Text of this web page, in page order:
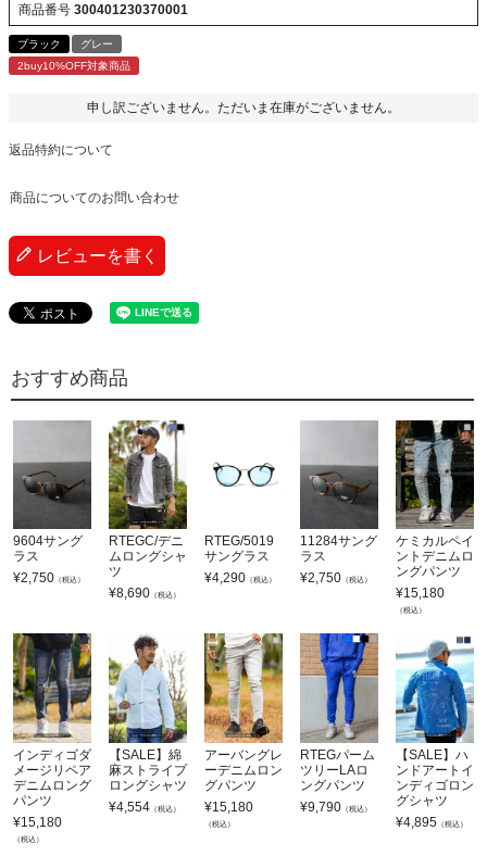
商品番号 300401230370001
ブラック
グレー
2buy10%OFF対象商品
申し訳ございません。ただいま在庫がございません。
返品特約について
商品についてのお問い合わせ
レビューを書く
おすすめ商品
9604サング
ラス
¥2,750 （税込）
RTEGC/デニ
ムロングシャ
ツ
¥8,690 （税込）
RTEG/5019
サングラス
¥4,290 （税込）
11284サング
ラス
¥2,750 （税込）
ケミカルペイ
ントデニムロ
ングパンツ
¥15,180
（税込）
インディゴダ
メージリペア
デニムロング
パンツ
¥15,180
（税込）
【SALE】綿
麻ストライプ
ロングシャツ
¥4,554 （税込）
アーバングレ
ーデニムロン
グパンツ
¥15,180
（税込）
RTEGパーム
ツリーLAロ
ングパンツ
¥9,790 （税込）
【SALE】ハ
ンドアートイ
ンディゴロン
グシャツ
¥4,895 （税込）